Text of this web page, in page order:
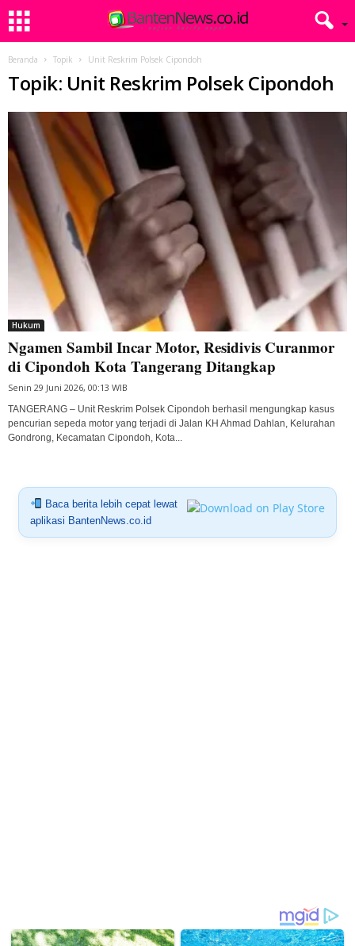
Beranda Topik Unit Reskrim Polsek Cipondoh
Topik: Unit Reskrim Polsek Cipondoh
Hukum
Ngamen Sambil Incar Motor, Residivis Curanmor
di Cipondoh Kota Tangerang Ditangkap
Senin 29 Juni 2026, 00:13 WIB
TANGERANG – Unit Reskrim Polsek Cipondoh berhasil mengungkap kasus
pencurian sepeda motor yang terjadi di Jalan KH Ahmad Dahlan, Kelurahan
Gondrong, Kecamatan Cipondoh, Kota...
Baca berita lebih cepat lewat
aplikasi BantenNews.co.id